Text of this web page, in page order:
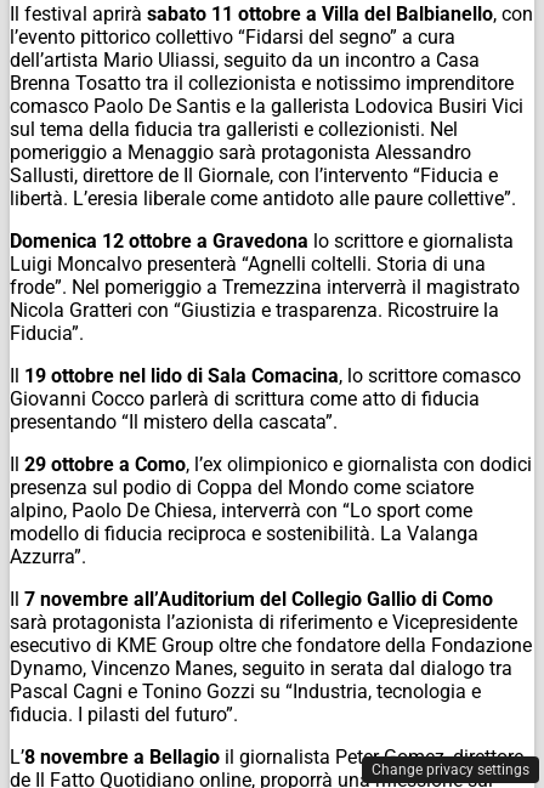
Il festival aprirà sabato 11 ottobre a Villa del Balbianello, con
l’evento pittorico collettivo “Fidarsi del segno” a cura
dell’artista Mario Uliassi, seguito da un incontro a Casa
Brenna Tosatto tra il collezionista e notissimo imprenditore
comasco Paolo De Santis e la gallerista Lodovica Busiri Vici
sul tema della fiducia tra galleristi e collezionisti. Nel
pomeriggio a Menaggio sarà protagonista Alessandro
Sallusti, direttore de Il Giornale, con l’intervento “Fiducia e
libertà. L’eresia liberale come antidoto alle paure collettive”.
Domenica 12 ottobre a Gravedona lo scrittore e giornalista
Luigi Moncalvo presenterà “Agnelli coltelli. Storia di una
frode”. Nel pomeriggio a Tremezzina interverrà il magistrato
Nicola Gratteri con “Giustizia e trasparenza. Ricostruire la
Fiducia”.
Il 19 ottobre nel lido di Sala Comacina, lo scrittore comasco
Giovanni Cocco parlerà di scrittura come atto di fiducia
presentando “Il mistero della cascata”.
Il 29 ottobre a Como, l’ex olimpionico e giornalista con dodici
presenza sul podio di Coppa del Mondo come sciatore
alpino, Paolo De Chiesa, interverrà con “Lo sport come
modello di fiducia reciproca e sostenibilità. La Valanga
Azzurra”.
Il 7 novembre all’Auditorium del Collegio Gallio di Como
sarà protagonista l’azionista di riferimento e Vicepresidente
esecutivo di KME Group oltre che fondatore della Fondazione
Dynamo, Vincenzo Manes, seguito in serata dal dialogo tra
Pascal Cagni e Tonino Gozzi su “Industria, tecnologia e
fiducia. I pilasti del futuro”.
L’8 novembre a Bellagio il giornalista Peter Gomez, direttore
de Il Fatto Quotidiano online, proporrà una riflessione sul
Change privacy settings